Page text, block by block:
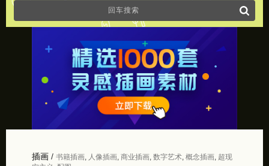
插画/ 书籍插画, 人像插画, 商业插画, 数字艺术, 概念插画, 超现